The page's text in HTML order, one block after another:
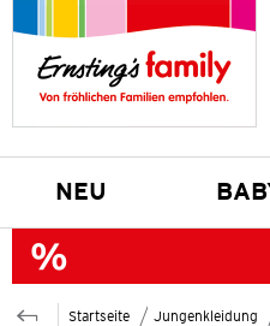
NEU
Startseite Jungenkleidung